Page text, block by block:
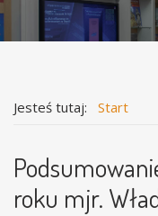
Jesteś tutaj: Start
roku mjr.